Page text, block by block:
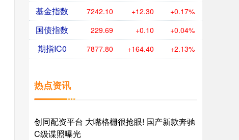
基金指数 7242.10 +12.30 +0.17%
国债指数 229.69 +0.10 +0.04%
期指IC0 7877.80 +164.40 +2.13%
热点资讯
创同配资平台 大嘴格栅很抢眼! 国产新款奔驰
C级谍照曝光